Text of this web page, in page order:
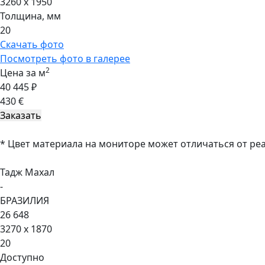
Толщина, мм
20
Скачать фото
Посмотреть фото в галерее
Цена за м2
40 445 ₽
430 €
* Цвет материала на мониторе может отличаться от
Тадж Махал
-
БРАЗИЛИЯ
26 648
3270 x 1870
20
Доступно